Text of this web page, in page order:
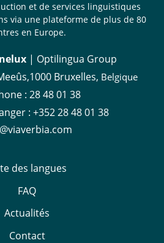
et de services linguistiques
via une plateforme de plus de 80
en Europe.
| Optilingua Group
Bruxelles, Belgique
: 28 48 01 38
: +352 28 48 01 38
des langues
FAQ
Actualités
Contact